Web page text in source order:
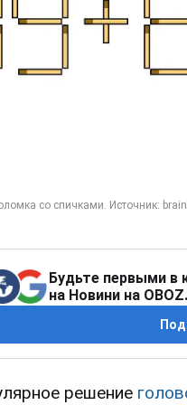
Будьте первыми в
на Новини на
решение